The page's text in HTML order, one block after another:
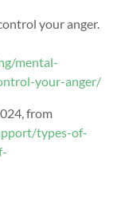
your anger.
mental-
your-anger/
from
types-of-